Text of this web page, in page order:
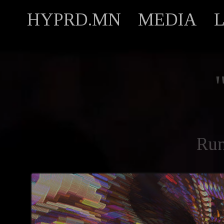
HYPRD.MN MEDIA